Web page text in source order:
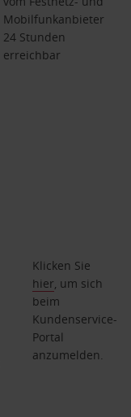
Mobilfunkanbieter
24 Stunden
erreichbar
Klicken Sie
hier , um sich
beim
Kundenservice-
Portal
anzumelden.